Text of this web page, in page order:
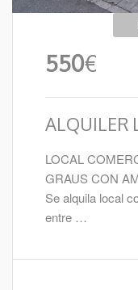
550€
ALQUILER
LOCAL
GRAUS CON
Se alquila local
entre …